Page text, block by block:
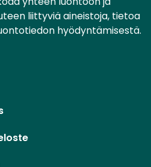
liittyviä aineistoja, tietoa
hyödyntämisestä.